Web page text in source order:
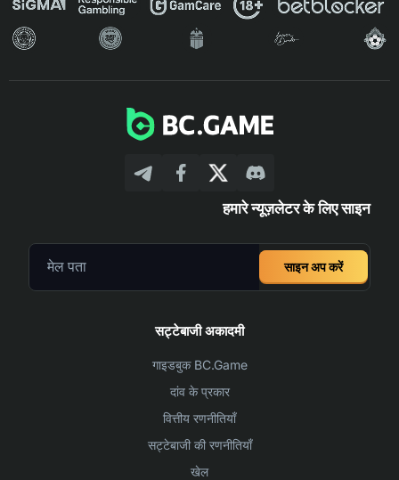
हमारे न्यूज़लेटर के लिए साइन
साइन अप करें
सट्टेबाजी अकादमी
गाइडबुक BC.Game
दांव के प्रकार
वित्तीय रणनीतियाँ
सट्टेबाजी की रणनीतियाँ
खेल